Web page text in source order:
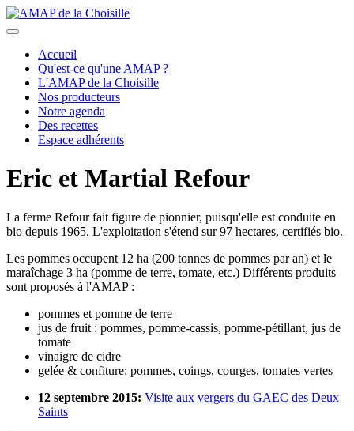
Accueil
Qu'est-ce qu'une AMAP ?
L'AMAP de la Choisille
Nos producteurs
Notre agenda
Des recettes
Espace adhérents
Eric et Martial Refour
La ferme Refour fait figure de pionnier, puisqu'elle est conduite en
bio depuis 1965. L'exploitation s'étend sur 97 hectares, certifiés bio.
Les pommes occupent 12 ha (200 tonnes de pommes par an) et le
maraîchage 3 ha (pomme de terre, tomate, etc.) Différents produits
sont proposés à l'AMAP :
pommes et pomme de terre
jus de fruit : pommes, pomme-cassis, pomme-pétillant, jus de
tomate
vinaigre de cidre
gelée & confiture: pommes, coings, courges, tomates vertes
12 septembre 2015: Visite aux vergers du GAEC des Deux
Saints
précédent
suivant